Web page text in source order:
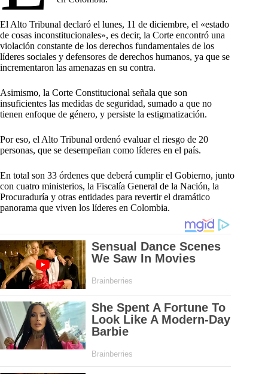
El Alto Tribunal declaró el lunes, 11 de diciembre, el «estado
de cosas inconstitucionales», es decir, la Corte encontró una
violación constante de los derechos fundamentales de los
líderes sociales y defensores de derechos humanos, ya que se
incrementaron las amenazas en su contra.
Asimismo, la Corte Constitucional señala que son
insuficientes las medidas de seguridad, sumado a que no
tienen enfoque de género, y persiste la estigmatización.
Por eso, el Alto Tribunal ordenó evaluar el riesgo de 20
personas, que se desempeñan como líderes en el país.
En total son 33 órdenes que deberá cumplir el Gobierno, junto
con cuatro ministerios, la Fiscalía General de la Nación, la
Procuraduría y otras entidades para revertir el dramático
panorama que viven los líderes en Colombia.